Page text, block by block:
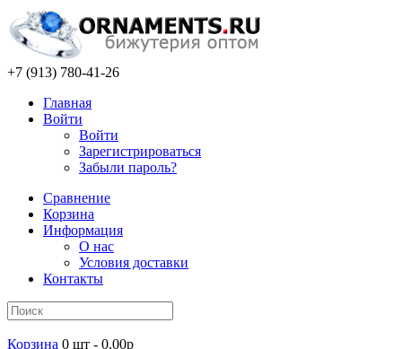
+7 (913) 780-41-26
Главная
Войти
Войти
Зарегистрироваться
Забыли пароль?
Сравнение
Корзина
Информация
О нас
Условия доставки
Контакты
Корзина 0 шт - 0.00р